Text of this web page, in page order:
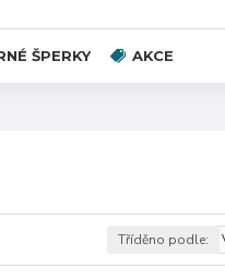
ŠPERKY AKCE
Tříděno podle: